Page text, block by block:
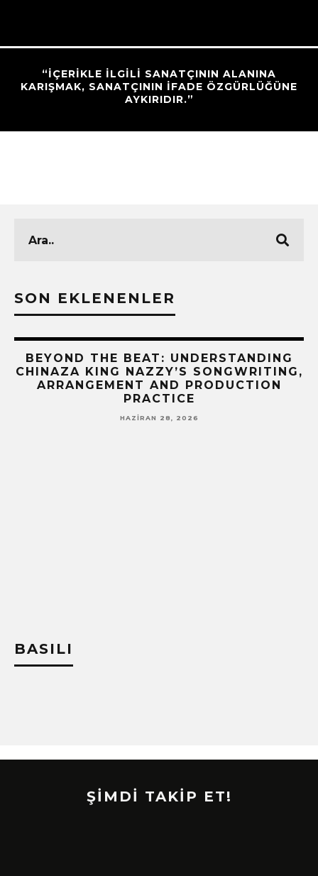
“İÇERIKLE ILGILI SANATÇININ ALANINA
KARIŞMAK, SANATÇININ IFADE ÖZGÜRLÜĞÜNE
AYKIRIDIR.”
SON EKLENENLER
BEYOND THE BEAT: UNDERSTANDING
CHINAZA KING NAZZY’S SONGWRITING,
ARRANGEMENT AND PRODUCTION
PRACTICE
HAZIRAN 28, 2026
BASILI
ŞİMDİ TAKİP ET!